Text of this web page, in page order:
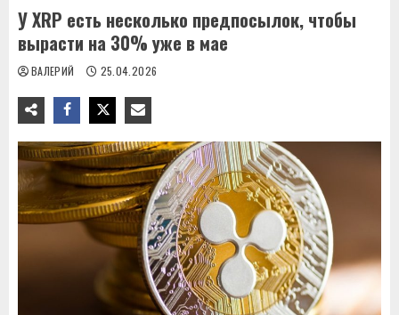
У XRP есть несколько предпосылок, чтобы
вырасти на 30% уже в мае
ВАЛЕРИЙ 25.04.2026